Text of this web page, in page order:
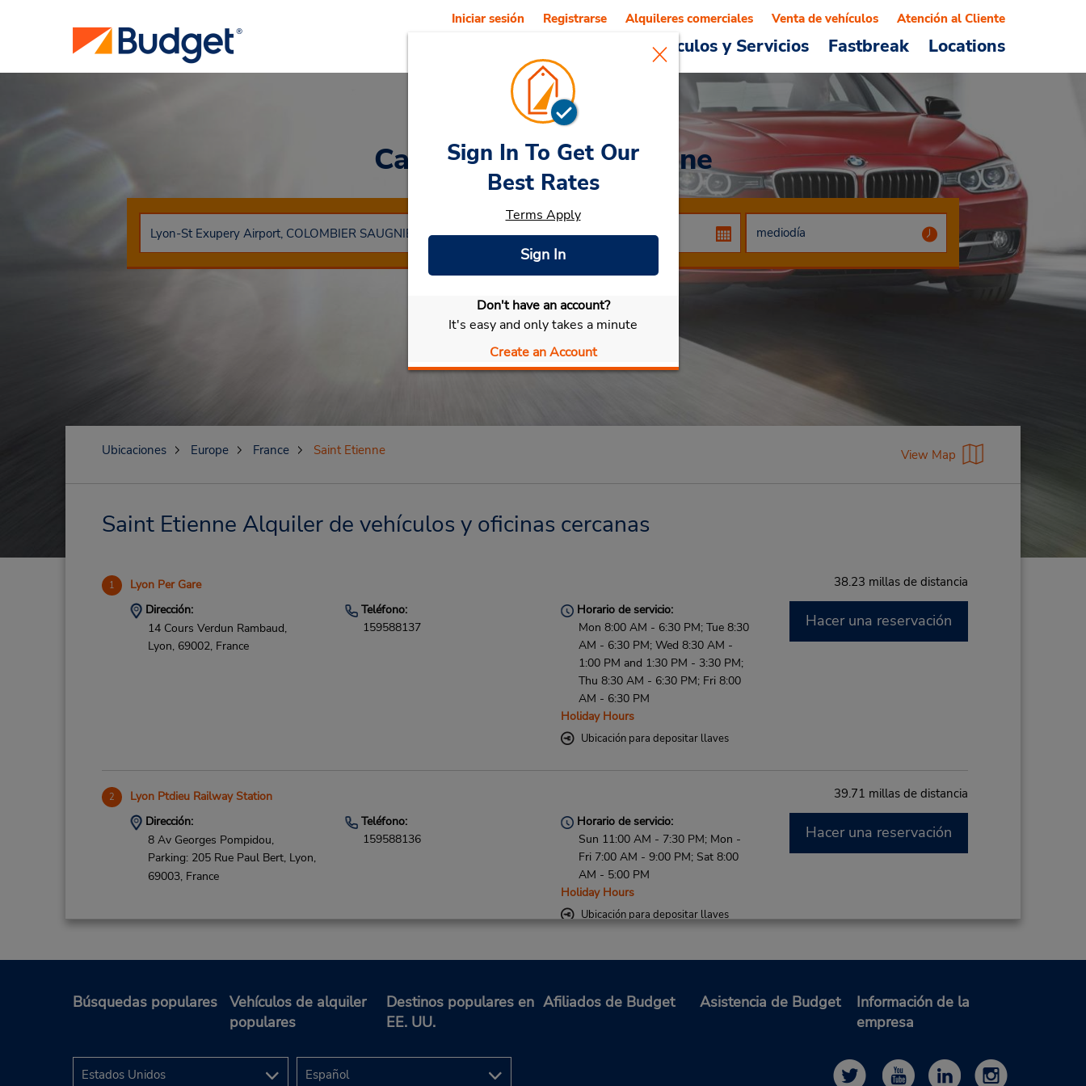
Vehículos y Servicios Fastbreak Locations
Iniciar sesión Registrarse Alquileres comerciales Venta de vehículos Atención al Cliente
Car RentalSaint Etienne
Seleccionar mi vehículo
Sign In To Get Our
Best Rates
Terms Apply
Sign In
Don't have an account?
It's easy and only takes a minute
Create an Account
Ubicaciones Europe France Saint Etienne View Map
Saint Etienne Alquiler de vehículos y oficinas cercanas
1 Lyon Per Gare 38.23 millas de distancia
Dirección:
14 Cours Verdun Rambaud,
Lyon, 69002, France
Teléfono:
159588137
Horario de servicio:
Mon 8:00 AM - 6:30 PM; Tue 8:30
AM - 6:30 PM; Wed 8:30 AM -
1:00 PM and 1:30 PM - 3:30 PM;
Thu 8:30 AM - 6:30 PM; Fri 8:00
AM - 6:30 PM
Holiday Hours
Ubicación para depositar llaves
Hacer una reservación
2 Lyon Ptdieu Railway Station 39.71 millas de distancia
Dirección:
8 Av Georges Pompidou,
Parking: 205 Rue Paul Bert, Lyon,
69003, France
Teléfono:
159588136
Horario de servicio:
Sun 11:00 AM - 7:30 PM; Mon -
Fri 7:00 AM - 9:00 PM; Sat 8:00
AM - 5:00 PM
Holiday Hours
Ubicación para depositar llaves
Hacer una reservación
Dirección:
(Pick up Shuttle Terminal 1),
France
Teléfono:
159588138
Horario de servicio:
Hacer una reservación
Búsquedas populares
Vehículos de alquiler
populares
Destinos populares en
EE. UU.
Afiliados de Budget Asistencia de Budget
Información de la
empresa